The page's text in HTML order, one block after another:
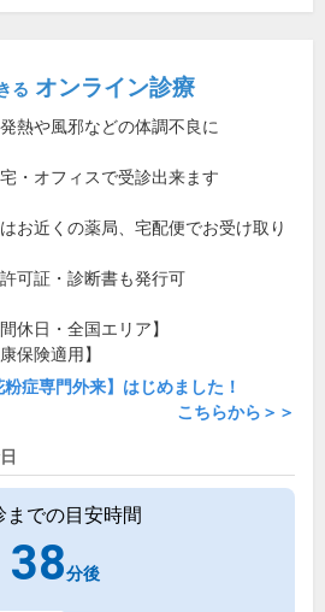
る オンライン診療
熱や風邪などの体調不良に
・オフィスで受診出来ます
お近くの薬局、宅配便でお受け取り
可証・診断書も発行可
間休日・全国エリア】
康保険適用】
粉症専門外来】はじめました！
こちらから＞＞
までの目安時間
38分後